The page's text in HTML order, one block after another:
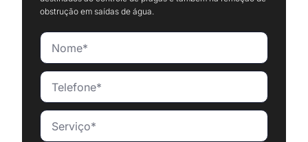
obstrução em saídas de água.